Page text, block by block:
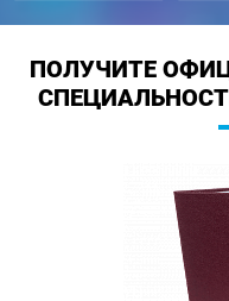
ПОЛУЧИТЕ